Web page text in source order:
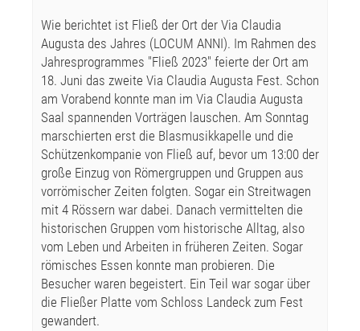
Wie berichtet ist Fließ der Ort der Via Claudia
Augusta des Jahres (LOCUM ANNI). Im Rahmen des
Jahresprogrammes "Fließ 2023" feierte der Ort am
18. Juni das zweite Via Claudia Augusta Fest. Schon
am Vorabend konnte man im Via Claudia Augusta
Saal spannenden Vorträgen lauschen. Am Sonntag
marschierten erst die Blasmusikkapelle und die
Schützenkompanie von Fließ auf, bevor um 13:00 der
große Einzug von Römergruppen und Gruppen aus
vorrömischer Zeiten folgten. Sogar ein Streitwagen
mit 4 Rössern war dabei. Danach vermittelten die
historischen Gruppen vom historische Alltag, also
vom Leben und Arbeiten in früheren Zeiten. Sogar
römisches Essen konnte man probieren. Die
Besucher waren begeistert. Ein Teil war sogar über
die Fließer Platte vom Schloss Landeck zum Fest
gewandert.